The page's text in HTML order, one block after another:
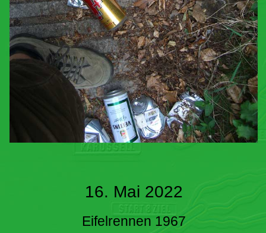
16. Mai 2022
Eifelrennen 1967